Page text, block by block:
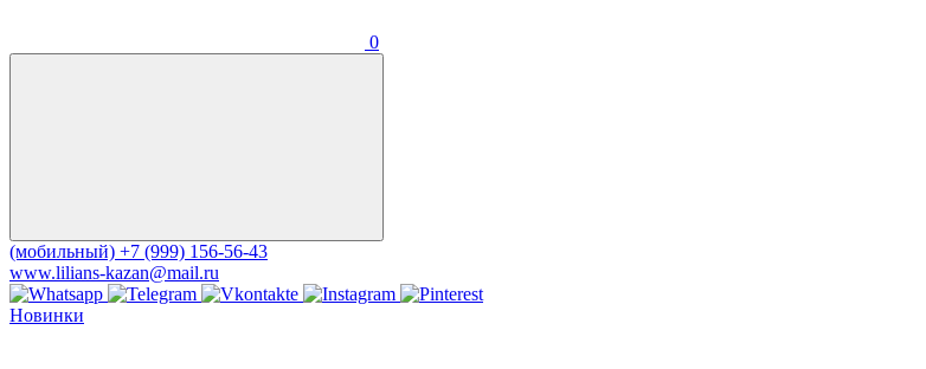
0
(мобильный) +7 (999) 156-56-43
www.lilians-kazan@mail.ru
Новинки